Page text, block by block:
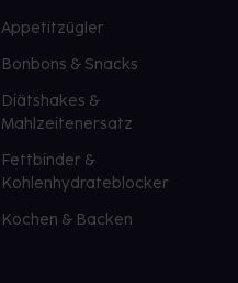
Appetitzügler
Bonbons & Snacks
Diätshakes &
Mahlzeitenersatz
Fettbinder &
Kohlenhydrateblocker
Kochen & Backen